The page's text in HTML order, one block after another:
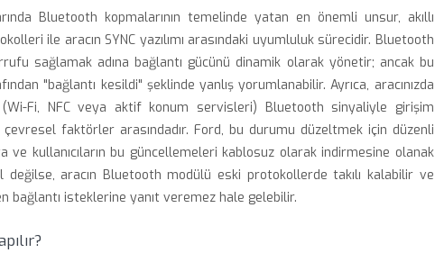
Bluetooth kopmalarının temelinde yatan en önemli unsur, akıllı
ile aracın SYNC yazılımı arasındaki uyumluluk sürecidir. Bluetooth
sağlamak adına bağlantı gücünü dinamik olarak yönetir; ancak bu
"bağlantı kesildi" şeklinde yanlış yorumlanabilir. Ayrıca, aracınızda
Fi, NFC veya aktif konum servisleri) Bluetooth sinyaliyle girişim
faktörler arasındadır. Ford, bu durumu düzeltmek için düzenli
ve kullanıcıların bu güncellemeleri kablosuz olarak indirmesine olanak
değilse, aracın Bluetooth modülü eski protokollerde takılı kalabilir ve
bağlantı isteklerine yanıt veremez hale gelebilir.